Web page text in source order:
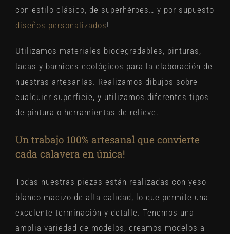
con estilo clásico, de superhéroes… y por supuesto
diseños personalizados!
Utilizamos materiales biodegradables, pinturas,
lacas y barnices ecológicos para la elaboración de
nuestras artesanías. Realizamos dibujos sobre
cualquier superficie, y utilizamos diferentes tipos
de pintura o herramientas de relieve.
Un trabajo 100% artesanal que convierte
cada calavera en única!
Todas nuestras piezas están realizadas con yeso
blanco macizo de alta calidad, lo que permite una
excelente terminación y detalle. Tenemos una
amplia variedad de modelos, creamos modelos a